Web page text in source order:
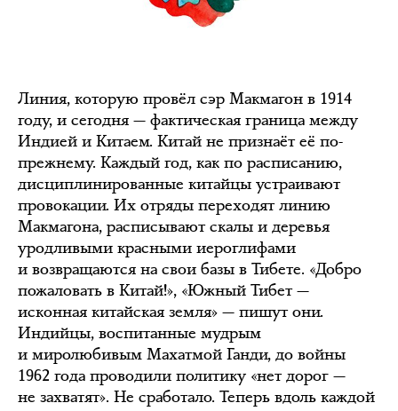
Линия, которую провёл сэр Макмагон в 1914
году, и сегодня — фактическая граница между
Индией и Китаем. Китай не признаёт её по-
прежнему. Каждый год, как по расписанию,
дисциплинированные китайцы устраивают
провокации. Их отряды переходят линию
Макмагона, расписывают скалы и деревья
уродливыми красными иероглифами
и возвращаются на свои базы в Тибете. «Добро
пожаловать в Китай!», «Южный Тибет —
исконная китайская земля» — пишут они.
Индийцы, воспитанные мудрым
и миролюбивым Махатмой Ганди, до войны
1962 года проводили политику «нет дорог —
не захватят». Не сработало. Теперь вдоль каждой